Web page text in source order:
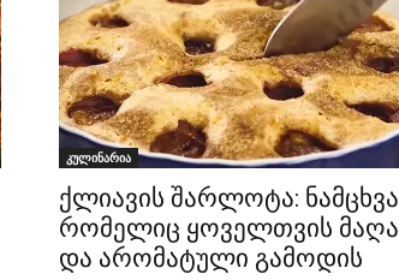
კულინარია
ქლიავის შარლოტა:
რომელიც ყოველთვის
და არომატული გამოდის